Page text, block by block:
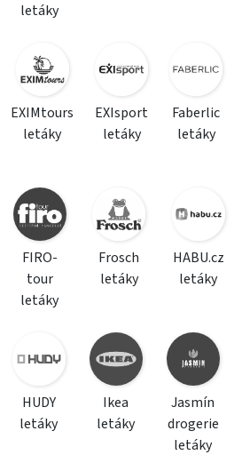
letáky
EXIMtours
letáky
EXIsport
letáky
Faberlic
letáky
FIRO-
tour
letáky
Frosch
letáky
HABU.cz
letáky
HUDY
letáky
Ikea
letáky
Jasmín
drogerie
letáky